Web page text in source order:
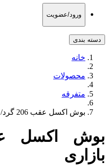
ورود/عضویت
دسته بندی
خانه
محصولات
متفرقه
بوش اکسل عقب 206 گرد/ بازاری
بازاری